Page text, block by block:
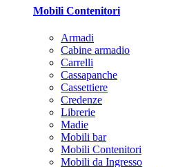
Mobili Contenitori
Armadi
Cabine armadio
Carrelli
Cassapanche
Cassettiere
Credenze
Librerie
Madie
Mobili bar
Mobili Contenitori
Mobili da Ingresso